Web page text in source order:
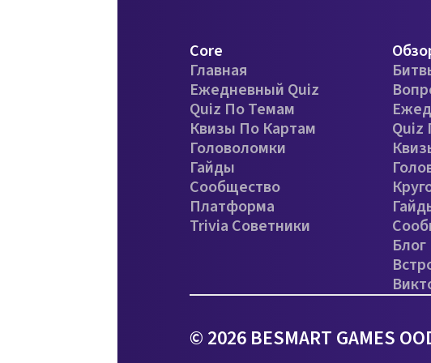
Core
Главная
Ежедневный Quiz
Quiz По Темам
Квизы По Картам
Головоломки
Гайды
Сообщество
Платформа
Trivia Советники
Quiz
Блог
© 2026 BESMART GAMES